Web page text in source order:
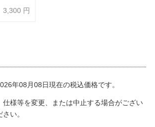
3,300 円
年08月08日現在の税込価格です。
様等を変更、または中止する場合がござい
い。